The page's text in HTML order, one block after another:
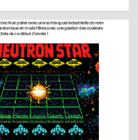
o
m
m
a
y
b
e